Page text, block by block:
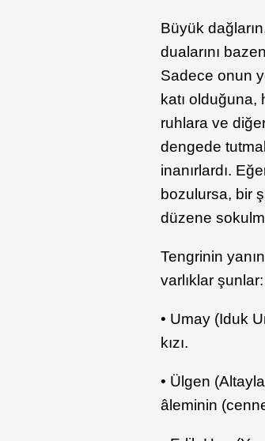
Büyük
dualarını
Sadece onun
katı olduğuna,
ruhlara ve
dengede
inanırlardı.
bozulursa, bir
düzene
Tengrinin
varlıklar şunlar:
• Umay (Iduk
kızı.
• Ülgen
âleminin